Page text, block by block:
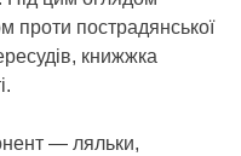
проти пострадянської
книжжка
— ляльки,